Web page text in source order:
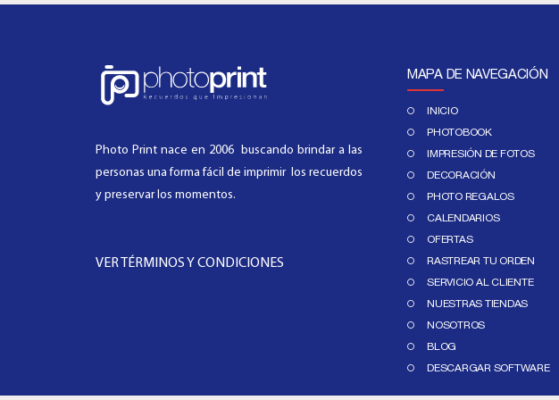
Photo Print nace en 2006 buscando brindar a las
personas una forma fácil de imprimir los recuerdos
y preservar los momentos.
VER TÉRMINOS Y CONDICIONES
MAPA DE NAVEGACIÓN
INICIO
PHOTOBOOK
IMPRESIÓN DE FOTOS
DECORACIÓN
PHOTO REGALOS
CALENDARIOS
OFERTAS
RASTREAR TU ORDEN
SERVICIO AL CLIENTE
NUESTRAS TIENDAS
NOSOTROS
BLOG
DESCARGAR SOFTWARE